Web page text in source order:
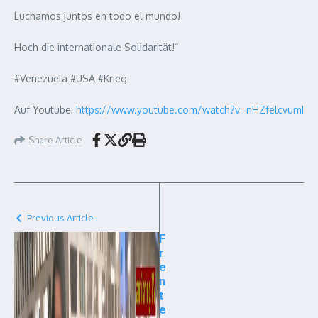
Luchamos juntos en todo el mundo!
Hoch die internationale Solidarität!“
#Venezuela #USA #Krieg
Auf Youtube: https://www.youtube.com/watch?v=nHZfelcvumI
Share Article
Previous Article
F
r
e
n
t
e